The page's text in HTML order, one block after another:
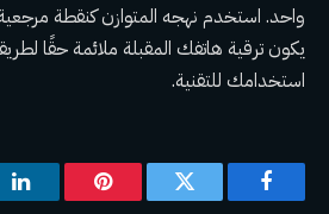
واحد. استخدم نهجه المتوازن كنقطة
يكون ترقية هاتفك المقبلة ملائمة حقًا
استخدامك للتقنية.
فيسبوك تويتر بينتيريست